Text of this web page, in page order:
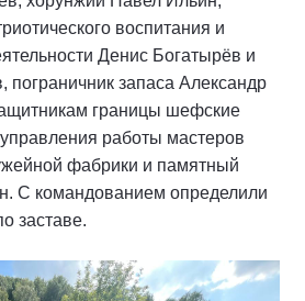
воспитания и
Денис Богатырёв и
запаса Александр
границы шефские
работы мастеров
фабрики и памятный
С командованием определили
заставе.